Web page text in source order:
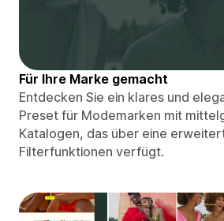
Für Ihre Marke gemacht
Entdecken Sie ein klares und
Preset für Modemarken mit
Katalogen, das über eine
Filterfunktionen verfügt.